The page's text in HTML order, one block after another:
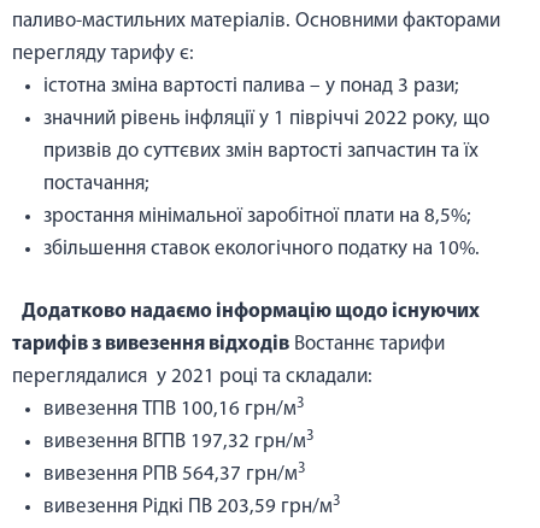
паливо-мастильних матеріалів. Основними факторами
перегляду тарифу є:
істотна зміна вартості палива – у понад 3 рази;
значний рівень інфляції у 1 півріччі 2022 року, що
призвів до суттєвих змін вартості запчастин та їх
постачання;
зростання мінімальної заробітної плати на 8,5%;
збільшення ставок екологічного податку на 10%.
Додатково надаємо інформацію щодо існуючих
тарифів з вивезення відходів Востаннє тарифи
переглядалися у 2021 році та складали:
вивезення ТПВ 100,16 грн/м3
вивезення ВГПВ 197,32 грн/м3
вивезення РПВ 564,37 грн/м3
вивезення Рідкі ПВ 203,59 грн/м3